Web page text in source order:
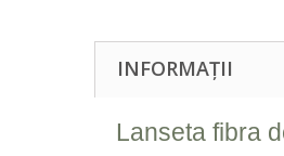
INFORMAȚII
Lanseta fibra